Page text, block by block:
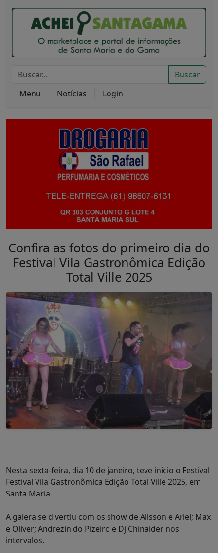
Buscar
Menu
Notícias Login
Confira as fotos do primeiro dia do
Festival Vila Gastronômica Edição
Total Ville 2025
Nesta sexta-feira, dia 10 de janeiro, teve início o Festival
Festival Vila Gastronômica Edição Total Ville 2025, em
Santa Maria.
A galera se divertiu com os show de Alisson e Ariel; Max
e Oliver; Andrezin do Pizeiro e Dj Chinaider nos
intervalos.